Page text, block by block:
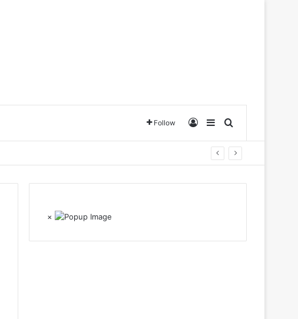
Follow Log InSidebarSearch for
×